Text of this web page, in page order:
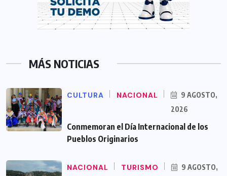
MÁS NOTICIAS
CULTURA NACIONAL
9 AGOSTO,
2026
Conmemoran el Día Internacional de los
Pueblos Originarios
NACIONAL TURISMO
9 AGOSTO,